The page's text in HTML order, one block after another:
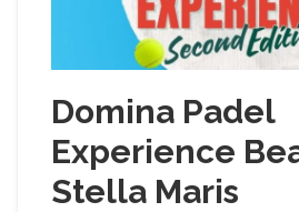
Domina Padel
Experience
Stella Maris